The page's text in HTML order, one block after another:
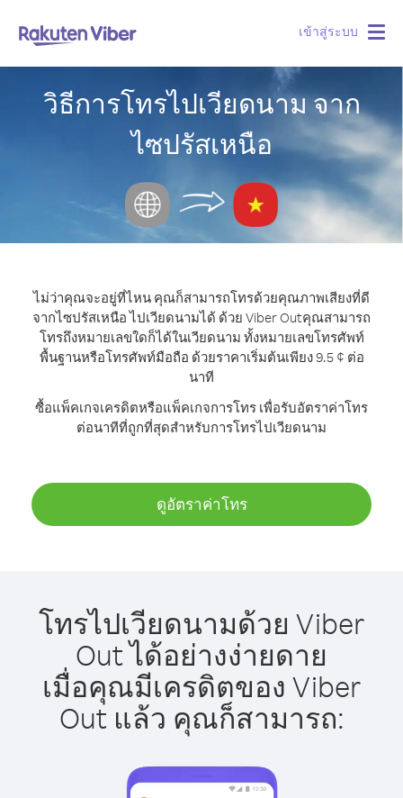
เข้าสู่ระบบ
วิธีการโทรไปเวียดนาม จาก
ไซปรัสเหนือ
ไม่ว่าคุณจะอยู่ที่ไหน คุณก็สามารถโทรด้วยคุณภาพเสียงที่ดี
จากไซปรัสเหนือ ไปเวียดนามได้ ด้วย Viber Outคุณสามารถ
โทรถึงหมายเลขใดก็ได้ในเวียดนาม ทั้งหมายเลขโทรศัพท์
พื้นฐานหรือโทรศัพท์มือถือ ด้วยราคาเริ่มต้นเพียง 9.5 ¢ ต่อ
นาที
ซื้อแพ็คเกจเครดิตหรือแพ็คเกจการโทร เพื่อรับอัตราค่าโทร
ต่อนาทีที่ถูกที่สุดสำหรับการโทรไปเวียดนาม
ดูอัตราค่าโทร
โทรไปเวียดนามด้วย Viber
Out ได้อย่างง่ายดาย
เมื่อคุณมีเครดิตของ Viber
Out แล้ว คุณก็สามารถ: